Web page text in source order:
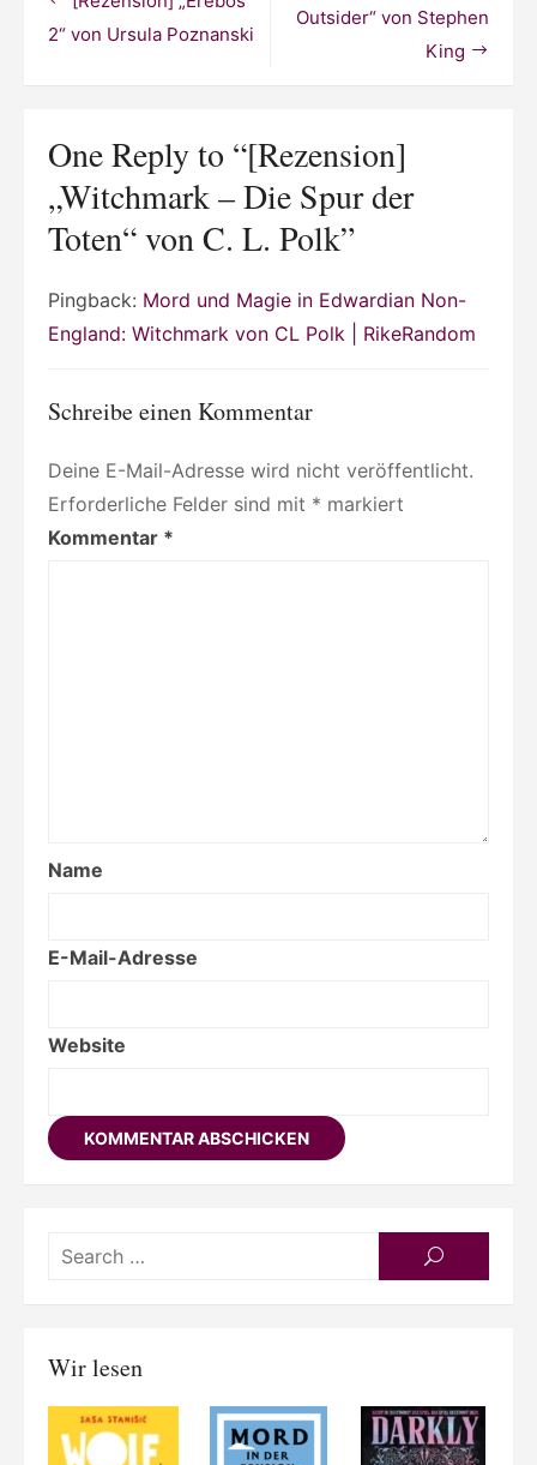
der
Toten“
Outsider“ von Stephen
King
2“ von Ursula Poznanski
One Reply to “[Rezension]
„Witchmark – Die Spur der
Toten“ von C. L. Polk”
Pingback: Mord und Magie in Edwardian Non-
England: Witchmark von CL Polk | RikeRandom
Schreibe einen Kommentar
Deine E-Mail-Adresse wird nicht veröffentlicht.
Erforderliche Felder sind mit * markiert
Kommentar *
Name
E-Mail-Adresse
Website
SEARCH
Wir lesen